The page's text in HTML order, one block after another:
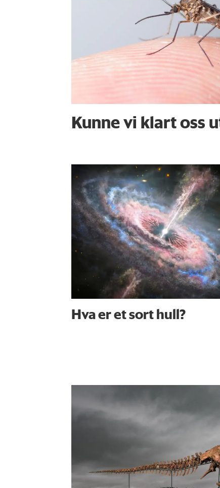
Kunne vi klart oss
Hva er et sort hull?